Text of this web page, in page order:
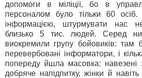
допомоги в міліції, бо в
персоналом було тільки 60
інформацією, штурмувати нас
близько 5 тис. людей. Серед
виокремили групу бойовиків: там
перевербовані інформатори, і
попереду йшла масовка: навезені
добряче напідпитку, жінки й